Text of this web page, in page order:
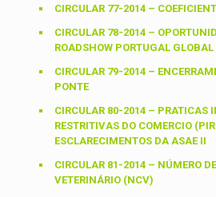
CIRCULAR 77-2014 –
CIRCULAR 78-2014 –
ROADSHOW PORTUGAL
CIRCULAR 79-2014 –
PONTE
CIRCULAR 80-2014 – PRATICAS
RESTRITIVAS DO COMERCIO
ESCLARECIMENTOS DA ASAE II
CIRCULAR 81-2014 – NÚMERO
VETERINÁRIO (NCV)